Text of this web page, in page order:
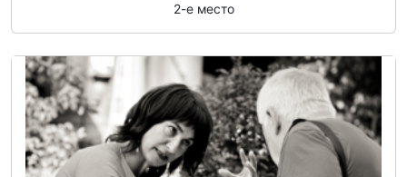
2-e место